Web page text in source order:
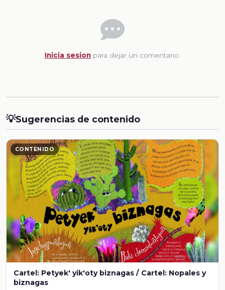
Inicia sesion para dejar un comentario.
💡Sugerencias de contenido
CONTENIDO
Cartel: Petyek' yik'oty biznagas / Cartel: Nopales y
biznagas